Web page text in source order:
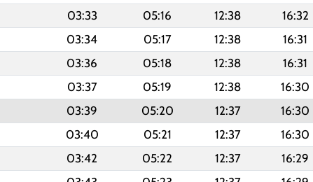
03:33 05:16 12:38 16:32
03:34 05:17 12:38 16:31
03:36 05:18 12:38 16:31
03:37 05:19 12:38 16:30
03:39 05:20 12:37 16:30
03:40 05:21 12:37 16:30
03:42 05:22 12:37 16:29